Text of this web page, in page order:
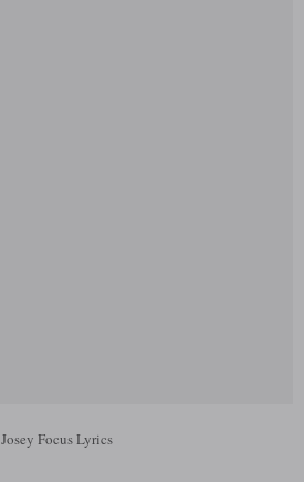
Josey Focus Lyrics